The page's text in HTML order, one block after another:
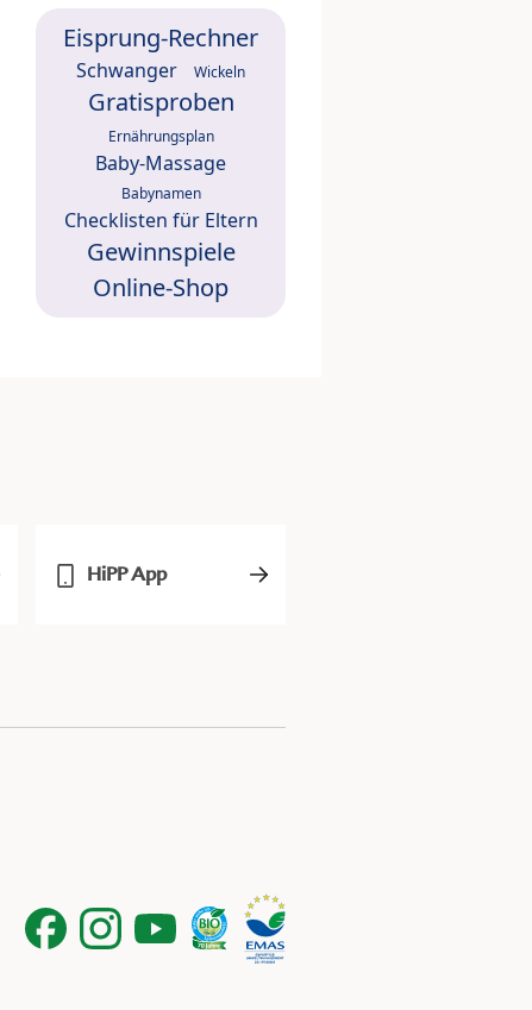
Eisprung-Rechner
Schwanger Wickeln
Gratisproben
Ernährungsplan
Baby-Massage
Babynamen
Checklisten für Eltern
Gewinnspiele
Online-Shop
HiPP App